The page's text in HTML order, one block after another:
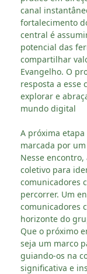
canal
fortalecimento
central é
potencial das
compartilhar
Evangelho. O
resposta a esse
explorar e
mundo digital
A próxima
marcada por
Nesse
coletivo para
comunicadores
percorrer. Um
comunicadores
horizonte do
Que o próximo
seja um marco
guiando-os na
significativa e